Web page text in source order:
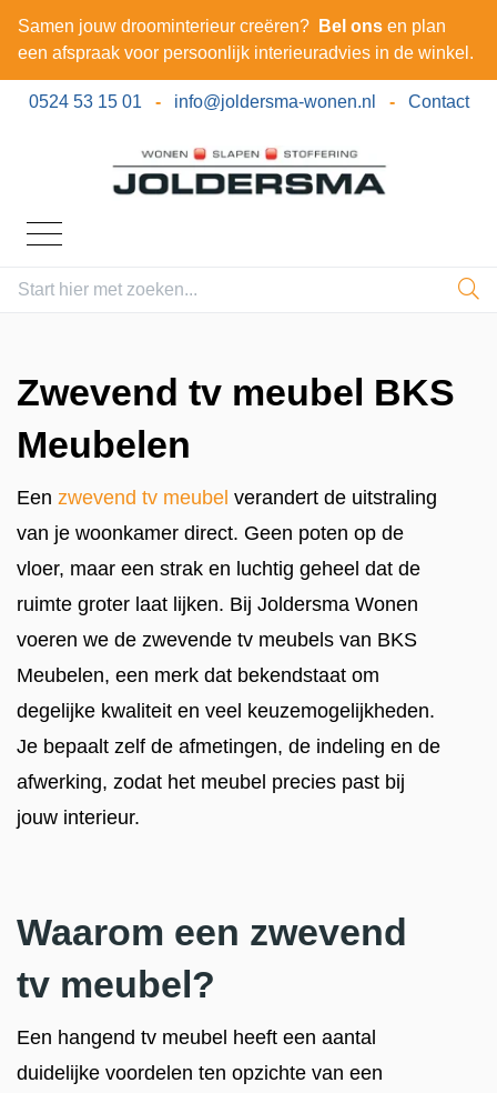
Samen jouw droominterieur creëren? Bel ons en plan
een afspraak voor persoonlijk interieuradvies in de winkel.
0524 53 15 01 - info@joldersma-wonen.nl - Contact
Zwevend tv meubel BKS
Meubelen
Een zwevend tv meubel verandert de uitstraling
van je woonkamer direct. Geen poten op de
vloer, maar een strak en luchtig geheel dat de
ruimte groter laat lijken. Bij Joldersma Wonen
voeren we de zwevende tv meubels van BKS
Meubelen, een merk dat bekendstaat om
degelijke kwaliteit en veel keuzemogelijkheden.
Je bepaalt zelf de afmetingen, de indeling en de
afwerking, zodat het meubel precies past bij
jouw interieur.
Waarom een zwevend
tv meubel?
Een hangend tv meubel heeft een aantal
duidelijke voordelen ten opzichte van een